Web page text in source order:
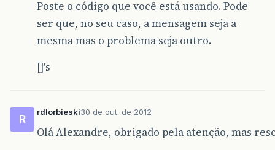
Poste o código que você está usando. Pode
ser que, no seu caso, a mensagem seja a
mesma mas o problema seja outro.
[]'s
R
rdlorbieski30 de out. de 2012
Olá Alexandre, obrigado pela atenção, mas